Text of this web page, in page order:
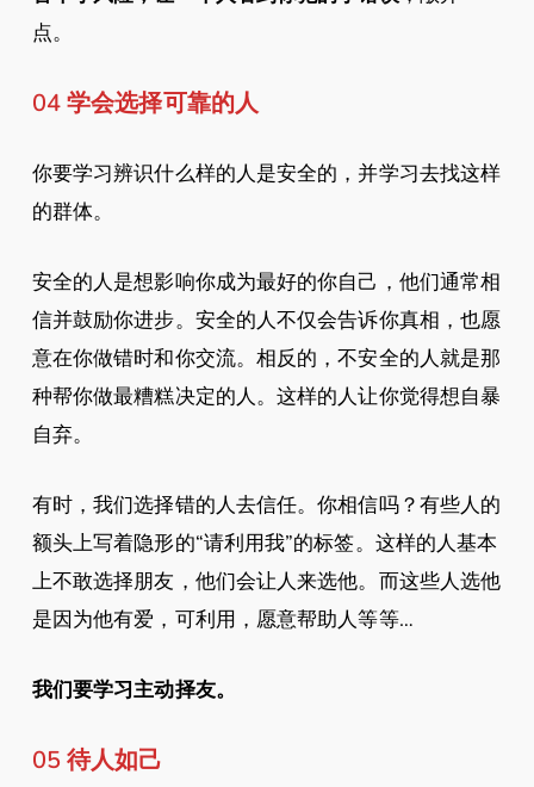
点。
04 学会选择可靠的人
你要学习辨识什么样的人是安全的，并学习去找这样
的群体。
安全的人是想影响你成为最好的你自己，他们通常相
信并鼓励你进步。安全的人不仅会告诉你真相，也愿
意在你做错时和你交流。相反的，不安全的人就是那
种帮你做最糟糕决定的人。这样的人让你觉得想自暴
自弃。
有时，我们选择错的人去信任。你相信吗？有些人的
额头上写着隐形的“请利用我”的标签。这样的人基本
上不敢选择朋友，他们会让人来选他。而这些人选他
是因为他有爱，可利用，愿意帮助人等等…
我们要学习主动择友。
05 待人如己